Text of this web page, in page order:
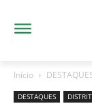
Início
DESTAQUES